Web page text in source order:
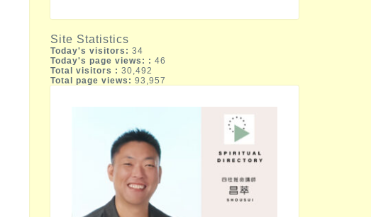
Site Statistics
Today's visitors: 34
Today's page views: : 46
Total visitors : 30,492
Total page views: 93,957